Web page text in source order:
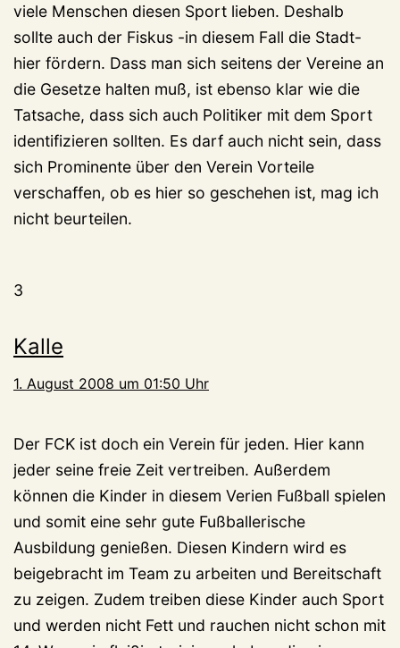
viele Menschen diesen Sport lieben. Deshalb
sollte auch der Fiskus -in diesem Fall die Stadt-
hier fördern. Dass man sich seitens der Vereine an
die Gesetze halten muß, ist ebenso klar wie die
Tatsache, dass sich auch Politiker mit dem Sport
identifizieren sollten. Es darf auch nicht sein, dass
sich Prominente über den Verein Vorteile
verschaffen, ob es hier so geschehen ist, mag ich
nicht beurteilen.
3
Kalle
1. August 2008 um 01:50 Uhr
Der FCK ist doch ein Verein für jeden. Hier kann
jeder seine freie Zeit vertreiben. Außerdem
können die Kinder in diesem Verien Fußball spielen
und somit eine sehr gute Fußballerische
Ausbildung genießen. Diesen Kindern wird es
beigebracht im Team zu arbeiten und Bereitschaft
zu zeigen. Zudem treiben diese Kinder auch Sport
und werden nicht Fett und rauchen nicht schon mit